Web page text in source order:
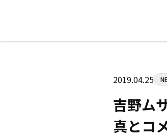
Tel/Fax：042-
2019.04.25
吉野ム
真とコ